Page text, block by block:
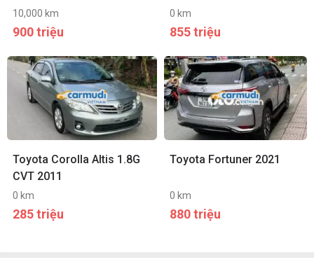
10,000 km
900 triệu
0 km
855 triệu
Toyota Corolla Altis 1.8G
CVT 2011
0 km
285 triệu
Toyota Fortuner 2021
0 km
880 triệu